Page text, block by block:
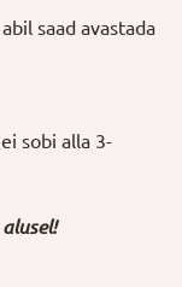
saad avastada
sobi alla 3-